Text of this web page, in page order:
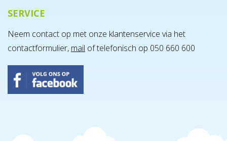
SERVICE
Neem contact op met onze klantenservice via het
contactformulier, mail of telefonisch op 050 660 600